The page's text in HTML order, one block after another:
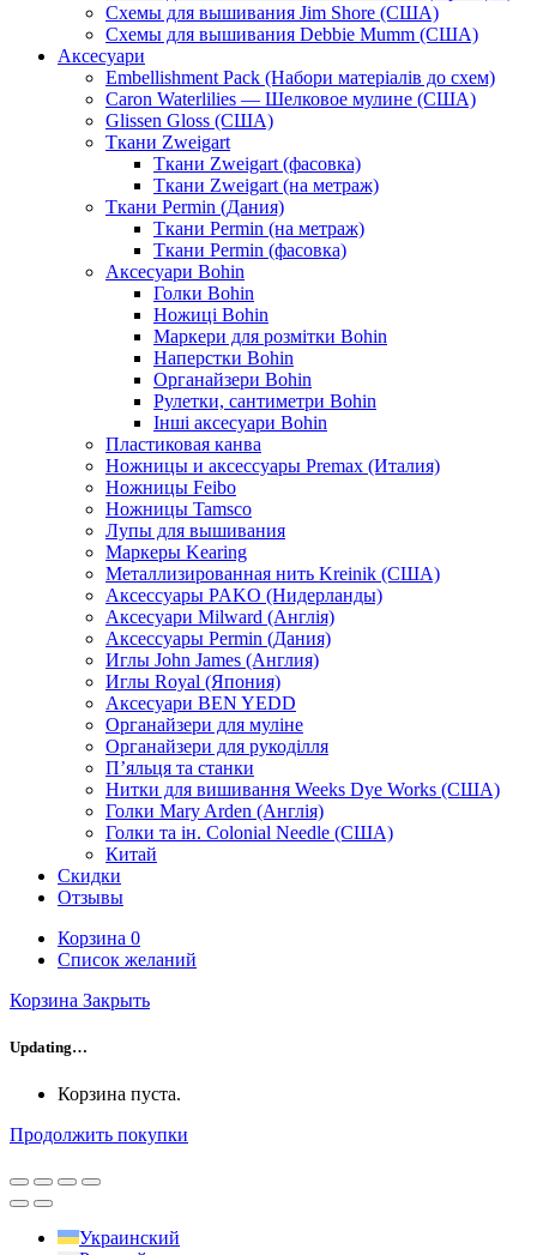
Схемы для вышивания Jim Shore (США)
Схемы для вышивания Debbie Mumm (США)
Аксесуари
Embellishment Pack (Набори матеріалів до схем)
Caron Waterlilies — Шелковое мулине (США)
Glissen Gloss (США)
Ткани Zweigart
Ткани Zweigart (фасовка)
Ткани Zweigart (на метраж)
Ткани Permin (Дания)
Ткани Permin (на метраж)
Ткани Permin (фасовка)
Аксесуари Bohin
Голки Bohin
Ножиці Bohin
Маркери для розмітки Bohin
Наперстки Bohin
Органайзери Bohin
Рулетки, сантиметри Bohin
Інші аксесуари Bohin
Пластиковая канва
Ножницы и аксессуары Premax (Италия)
Ножницы Feibo
Ножницы Tamsco
Лупы для вышивания
Маркеры Kearing
Металлизированная нить Kreinik (США)
Аксессуары PAKO (Нидерланды)
Аксесуари Milward (Англія)
Аксессуары Permin (Дания)
Иглы John James (Англия)
Иглы Royal (Япония)
Аксесуари BEN YEDD
Органайзери для муліне
Органайзери для рукоділля
П’яльця та станки
Нитки для вишивання Weeks Dye Works (США)
Голки Mary Arden (Англія)
Голки та ін. Colonial Needle (США)
Китай
Скидки
Отзывы
Корзина 0
Список желаний
Корзина Закрыть
Updating…
Корзина пуста.
Продолжить покупки
Украинский